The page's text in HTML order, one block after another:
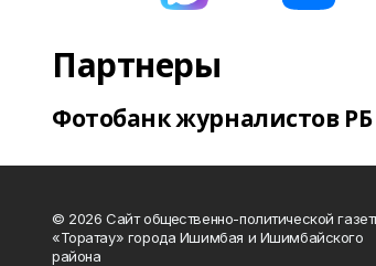
Партнеры
Фотобанк журналистов РБ
© 2026 Сайт общественно-политической
«Торатау» города Ишимбая и Ишимбайского
района